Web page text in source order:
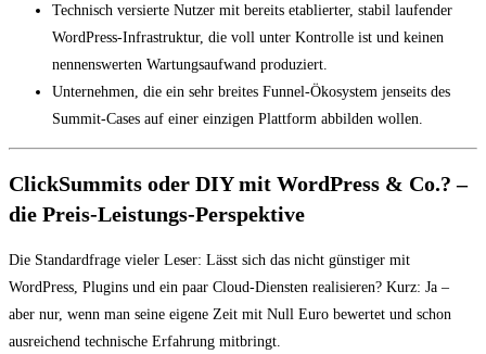
Technisch versierte Nutzer mit bereits etablierter, stabil laufender
WordPress-Infrastruktur, die voll unter Kontrolle ist und keinen
nennenswerten Wartungsaufwand produziert.
Unternehmen, die ein sehr breites Funnel-Ökosystem jenseits des
Summit-Cases auf einer einzigen Plattform abbilden wollen.
ClickSummits oder DIY mit WordPress & Co.? –
die Preis-Leistungs-Perspektive
Die Standardfrage vieler Leser: Lässt sich das nicht günstiger mit
WordPress, Plugins und ein paar Cloud-Diensten realisieren? Kurz: Ja –
aber nur, wenn man seine eigene Zeit mit Null Euro bewertet und schon
ausreichend technische Erfahrung mitbringt.